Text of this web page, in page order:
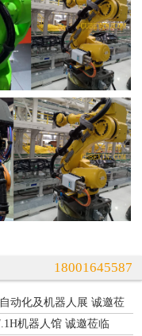
18001645587
动化及机器人展 诚邀莅
机器人馆 诚邀莅临